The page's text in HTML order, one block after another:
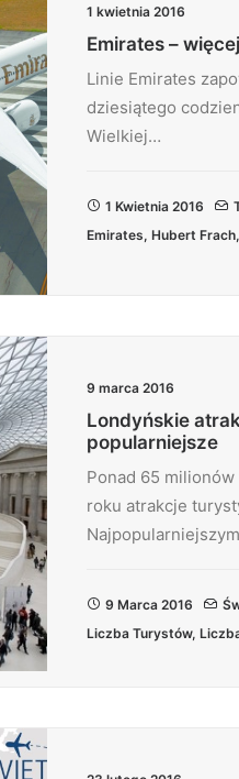
1 kwietnia 2016
Emirates –
Linie Emirates
dziesiątego
Wielkiej…
1 Kwietnia 2016
Emirates, Hubert Frach,
9 marca 2016
Londyńskie
popularniejsze
Ponad 65
roku atrakcje
9 Marca 2016
Liczba Turystów,